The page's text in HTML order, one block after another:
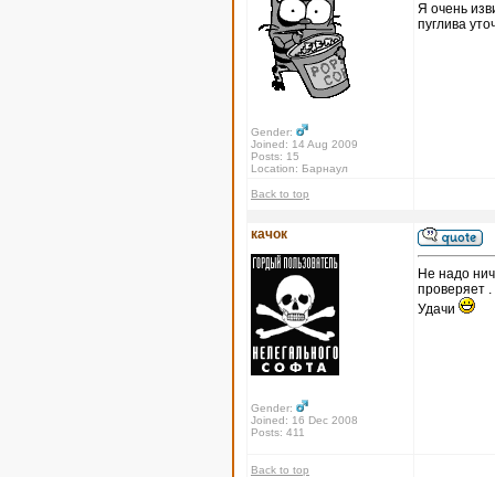
Gender:
Joined: 14 Aug 2009
Posts: 15
Location: Барнаул
Я очень
пуглива
Back to top
качок
Gender:
Joined: 16 Dec 2008
Posts: 411
Не надо
проверяет .
Удачи
Back to top